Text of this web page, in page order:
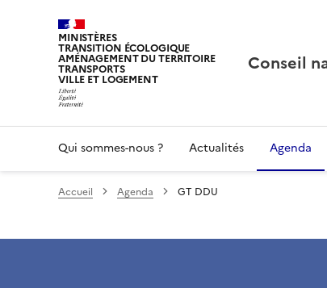
MINISTÈRES
TRANSITION ÉCOLOGIQUE
AMÉNAGEMENT DU TERRITOIRE
TRANSPORTS
VILLE ET LOGEMENT
Conseil
Qui sommes-nous ? Actualités Agenda
Accueil Agenda GT DDU